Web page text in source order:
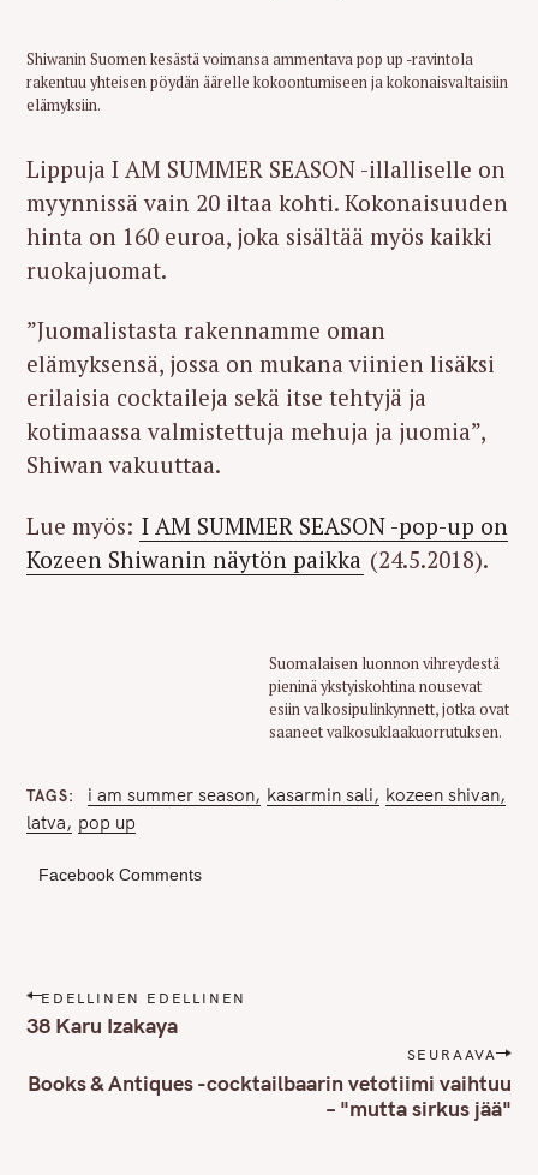
Shiwanin Suomen kesästä voimansa ammentava pop up -ravintola
rakentuu yhteisen pöydän äärelle kokoontumiseen ja kokonaisvaltaisiin
elämyksiin.
Lippuja I AM SUMMER SEASON -illalliselle on
myynnissä vain 20 iltaa kohti. Kokonaisuuden
hinta on 160 euroa, joka sisältää myös kaikki
ruokajuomat.
”Juomalistasta rakennamme oman
elämyksensä, jossa on mukana viinien lisäksi
erilaisia cocktaileja sekä itse tehtyjä ja
kotimaassa valmistettuja mehuja ja juomia”,
Shiwan vakuuttaa.
Lue myös: I AM SUMMER SEASON -pop-up on
Kozeen Shiwanin näytön paikka (24.5.2018).
Suomalaisen luonnon vihreydestä
pieninä ykstyiskohtina nousevat
esiin valkosipulinkynnett, jotka ovat
saaneet valkosuklaakuorrutuksen.
TAGS i am summer season kasarmin sali
kozeen shivan
latva
pop up
Facebook Comments
P
o
t
EDELLINEN EDELLINEN
38 Karu Izakaya
SEURAAVA
Books & Antiques -cocktailbaarin vetotiimi vaihtuu
– "mutta sirkus jää"